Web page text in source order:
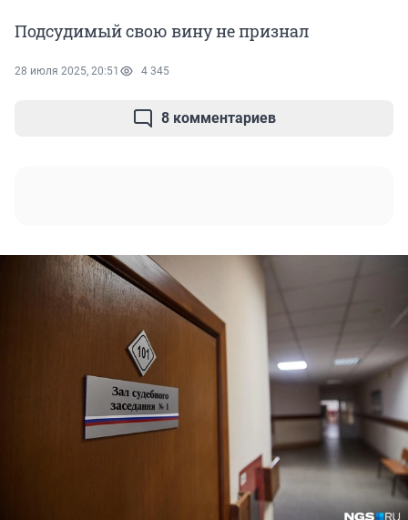
Подсудимый свою вину не признал
28 июля 2025, 20:51 4 345
8 комментариев